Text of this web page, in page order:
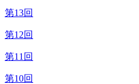
第13回
第12回
第11回
第10回